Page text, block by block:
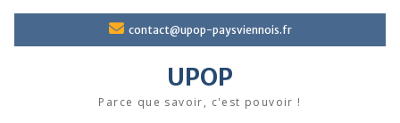
contact@upop-paysviennois.fr
UPOP
Parce que savoir, c'est pouvoir !